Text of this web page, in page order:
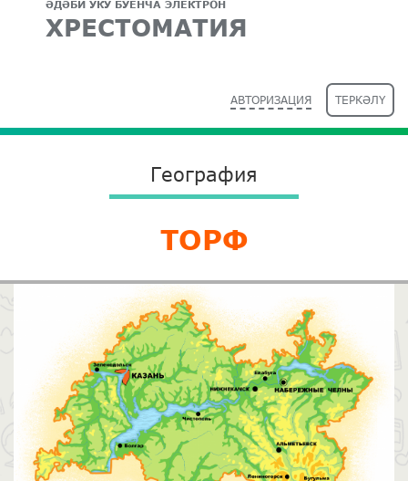
ӘДӘБИ УКУ БУЕНЧА ЭЛЕКТРОН
ХРЕСТОМАТИЯ
АВТОРИЗАЦИЯ ТЕРКӘЛҮ
География
ТОРФ